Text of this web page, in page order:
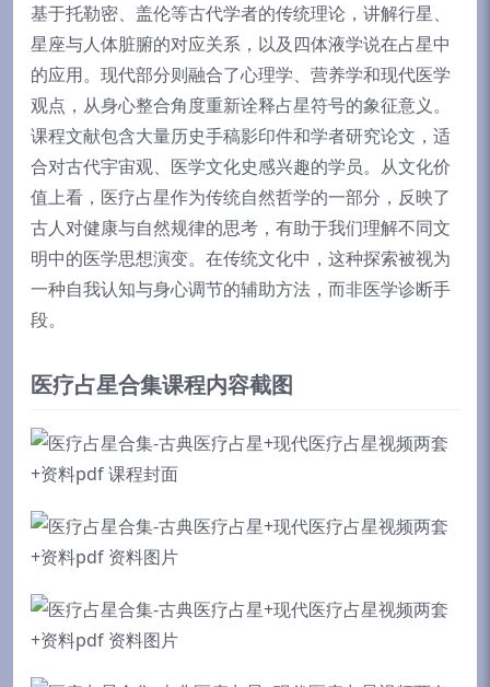
基于托勒密、盖伦等古代学者的传统理论，讲解行星、
星座与人体脏腑的对应关系，以及四体液学说在占星中
的应用。现代部分则融合了心理学、营养学和现代医学
观点，从身心整合角度重新诠释占星符号的象征意义。
课程文献包含大量历史手稿影印件和学者研究论文，适
合对古代宇宙观、医学文化史感兴趣的学员。从文化价
值上看，医疗占星作为传统自然哲学的一部分，反映了
古人对健康与自然规律的思考，有助于我们理解不同文
明中的医学思想演变。在传统文化中，这种探索被视为
一种自我认知与身心调节的辅助方法，而非医学诊断手
段。
医疗占星合集课程内容截图